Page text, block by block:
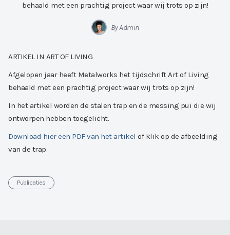
behaald met een prachtig project waar wij trots op zijn!
By Admin
ARTIKEL IN ART OF LIVING
Afgelopen jaar heeft Metalworks het tijdschrift Art of Living
behaald met een prachtig project waar wij trots op zijn!
In het artikel worden de stalen trap en de messing pui die wij
ontworpen hebben toegelicht.
Download hier een PDF van het artikel of klik op de afbeelding
van de trap.
Publicaties